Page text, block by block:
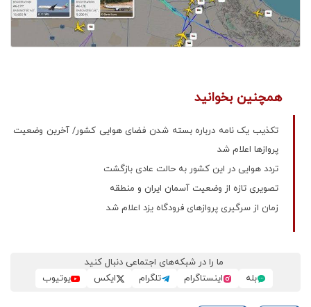
همچنین بخوانید
تکذیب یک نامه درباره بسته شدن فضای هوایی کشور/ آخرین وضعیت
پروازها اعلام شد
تردد هوایی در این کشور به حالت عادی بازگشت
تصویری تازه از وضعیت آسمان ایران و منطقه
زمان از سرگیری پروازهای فرودگاه یزد اعلام شد
ما را در شبکه‌های اجتماعی دنبال کنید
بله
اینستاگرام تلگرام ایکس یوتیوب